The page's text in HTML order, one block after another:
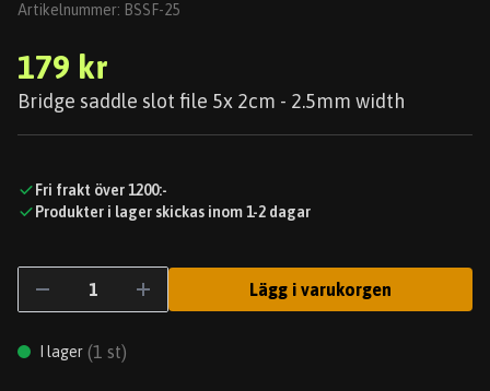
Artikelnummer: BSSF-25
179 kr
Bridge saddle slot file 5x 2cm - 2.5mm width
Fri frakt över 1200:-
Produkter i lager skickas inom 1-2 dagar
Lägg i varukorgen
I lager (1 st)